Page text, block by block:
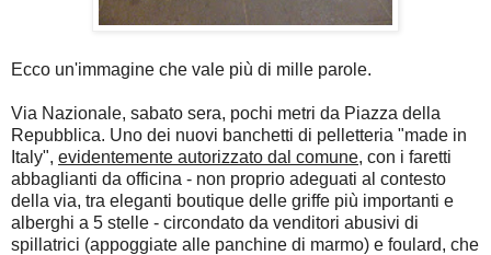
Ecco un'immagine che vale più di mille parole.
Via Nazionale, sabato sera, pochi metri da Piazza della
Repubblica. Uno dei nuovi banchetti di pelletteria "made in
Italy", evidentemente autorizzato dal comune, con i faretti
abbaglianti da officina - non proprio adeguati al contesto
della via, tra eleganti boutique delle griffe più importanti e
alberghi a 5 stelle - circondato da venditori abusivi di
spillatrici (appoggiate alle panchine di marmo) e foulard, che